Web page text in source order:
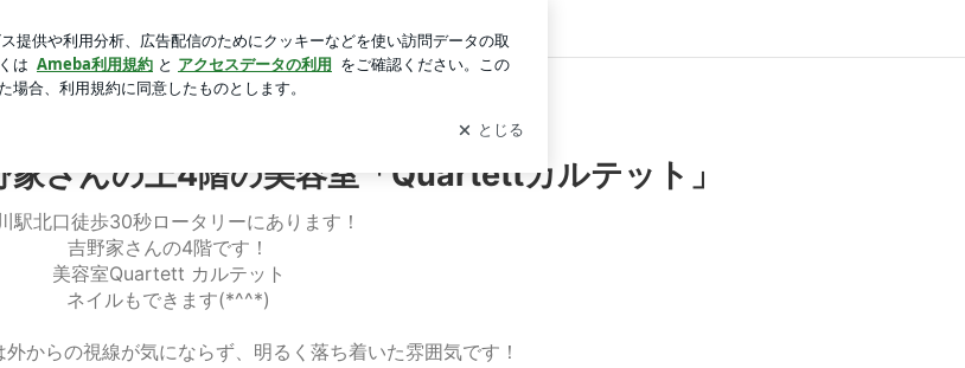
カルテット」
ログイン
さんの上4階の美容室「Quartettカルテット」
駅北口徒歩30秒ロータリーにあります！
吉野家さんの4階です！
美容室Quartett カルテット
ネイルもできます(*^^*)
からの視線が気にならず、明るく落ち着いた雰囲気です！